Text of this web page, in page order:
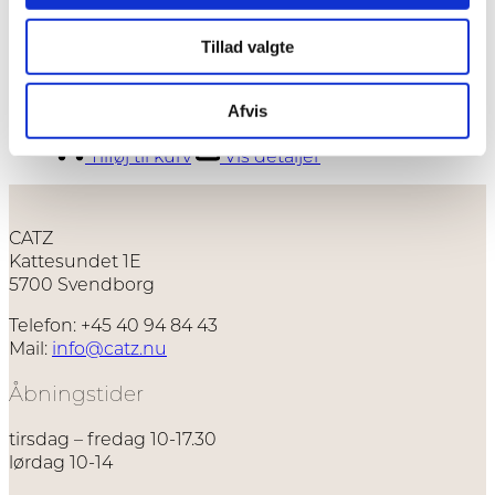
Tillad valgte
Afvis
Twirl – Ring
Tilføj til kurv
Vis detaljer
CATZ
Kattesundet 1E
5700 Svendborg
Telefon: +45 40 94 84 43
Mail: info@catz.nu
Åbningstider
tirsdag – fredag 10-17.30
lørdag 10-14